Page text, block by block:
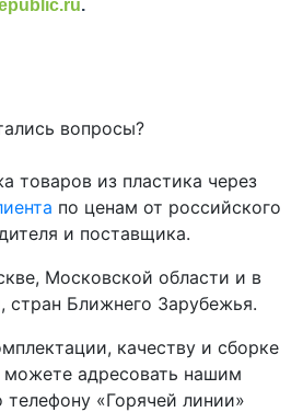
.
вопросы?
товаров из пластика через
по ценам от российского
и поставщика.
Московской области и в
стран Ближнего Зарубежья.
качеству и сборке
адресовать нашим
«Горячей линии»